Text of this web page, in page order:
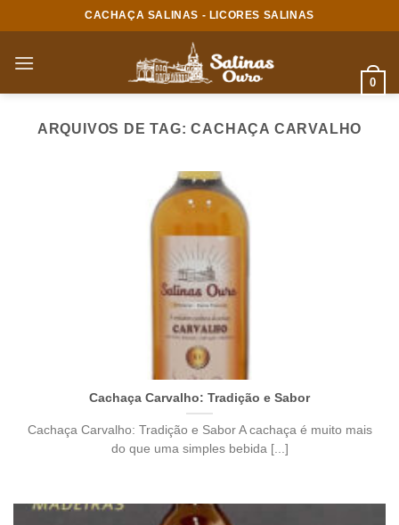
to
content
CACHAÇA SALINAS - LICORES SALINAS
0
ARQUIVOS DE TAG:CACHAÇA CARVALHO
Cachaça Carvalho: Tradição e Sabor
Cachaça Carvalho: Tradição e Sabor A cachaça é muito mais
do que uma simples bebida [...]